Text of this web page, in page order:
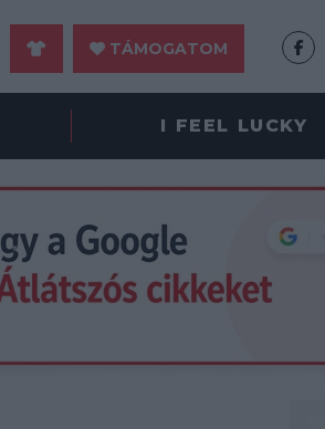
TÁMOGATOM
I FEEL LUCKY